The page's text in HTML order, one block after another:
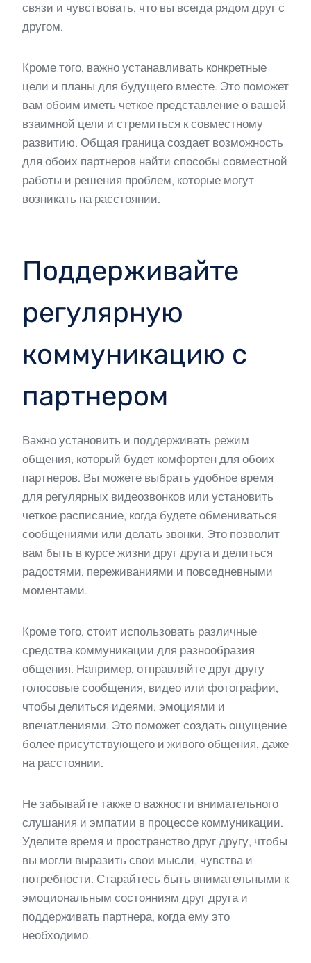
связи и чувствовать, что вы всегда рядом друг с
другом.
Кроме того, важно устанавливать конкретные
цели и планы для будущего вместе. Это поможет
вам обоим иметь четкое представление о вашей
взаимной цели и стремиться к совместному
развитию. Общая граница создает возможность
для обоих партнеров найти способы совместной
работы и решения проблем, которые могут
возникать на расстоянии.
Поддерживайте
регулярную
коммуникацию с
партнером
Важно установить и поддерживать режим
общения, который будет комфортен для обоих
партнеров. Вы можете выбрать удобное время
для регулярных видеозвонков или установить
четкое расписание, когда будете обмениваться
сообщениями или делать звонки. Это позволит
вам быть в курсе жизни друг друга и делиться
радостями, переживаниями и повседневными
моментами.
Кроме того, стоит использовать различные
средства коммуникации для разнообразия
общения. Например, отправляйте друг другу
голосовые сообщения, видео или фотографии,
чтобы делиться идеями, эмоциями и
впечатлениями. Это поможет создать ощущение
более присутствующего и живого общения, даже
на расстоянии.
Не забывайте также о важности внимательного
слушания и эмпатии в процессе коммуникации.
Уделите время и пространство друг другу, чтобы
вы могли выразить свои мысли, чувства и
потребности. Старайтесь быть внимательными к
эмоциональным состояниям друг друга и
поддерживать партнера, когда ему это
необходимо.